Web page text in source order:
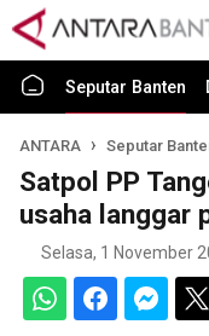
Seputar Banten
ANTARA Seputar
Satpol PP
usaha langgar
Selasa, 1 November